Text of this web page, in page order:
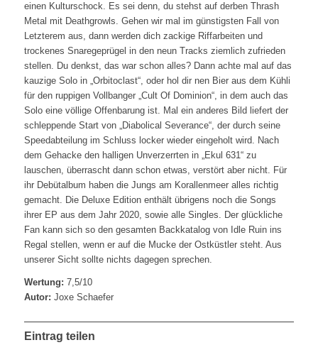
einen Kulturschock. Es sei denn, du stehst auf derben Thrash
Metal mit Deathgrowls. Gehen wir mal im günstigsten Fall von
Letzterem aus, dann werden dich zackige Riffarbeiten und
trockenes Snaregeprügel in den neun Tracks ziemlich zufrieden
stellen. Du denkst, das war schon alles? Dann achte mal auf das
kauzige Solo in „Orbitoclast“, oder hol dir nen Bier aus dem Kühli
für den ruppigen Vollbanger „Cult Of Dominion“, in dem auch das
Solo eine völlige Offenbarung ist. Mal ein anderes Bild liefert der
schleppende Start von „Diabolical Severance“, der durch seine
Speedabteilung im Schluss locker wieder eingeholt wird. Nach
dem Gehacke den halligen Unverzerrten in „Ekul 631“ zu
lauschen, überrascht dann schon etwas, verstört aber nicht. Für
ihr Debütalbum haben die Jungs am Korallenmeer alles richtig
gemacht. Die Deluxe Edition enthält übrigens noch die Songs
ihrer EP aus dem Jahr 2020, sowie alle Singles. Der glückliche
Fan kann sich so den gesamten Backkatalog von Idle Ruin ins
Regal stellen, wenn er auf die Mucke der Ostküstler steht. Aus
unserer Sicht sollte nichts dagegen sprechen.
Wertung: 7,5/10
Autor: Joxe Schaefer
Eintrag teilen